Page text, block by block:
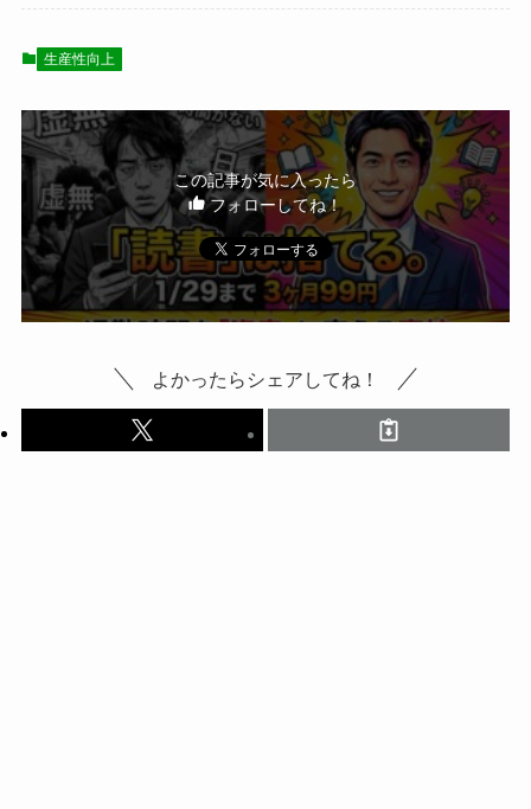
生産性向上
この記事が気に入ったら
フォローしてね！
よかったらシェアしてね！